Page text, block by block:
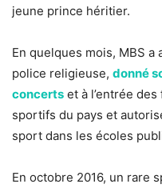
jeune prince héritier.
En quelques mois, MBS
police religieuse, donné
concerts et à l’entrée
sportifs du pays et
sport dans les écoles
En octobre 2016, un rare